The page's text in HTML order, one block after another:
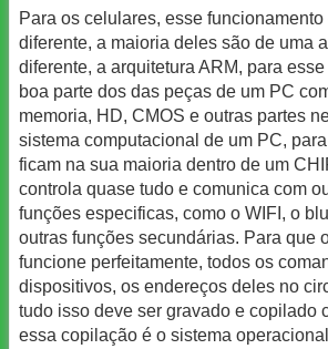
Para os celulares, esse
diferente, a maioria deles são de uma
diferente, a arquitetura ARM, para
boa parte dos das peças de um PC
memoria, HD, CMOS e outras partes
sistema computacional de um PC,
ficam na sua maioria dentro de um
controla quase tudo e comunica com
funções especificas, como o WIFI, o
outras funções secundárias. Para que
funcione perfeitamente, todos os
dispositivos, os endereços deles no
tudo isso deve ser gravado e copilado
essa copilação é o sistema